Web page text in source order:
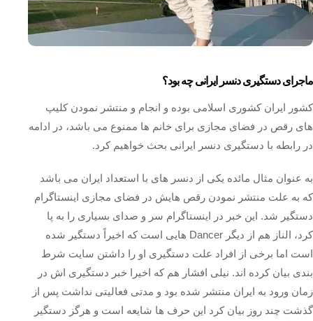
ماجرای دستگیری دنسر ایرانی چه بود؟
کشور ایران کشوری اسلامی بوده و انجام و منتشر نمودن کلیپ
های رقص در فضای مجازی برای خانم‌ ها ممنوع می باشد، در ادامه
در رابطه با دستگیری دنسر ایرانی بحث خواهیم کرد.
به عنوان مثال مائده یکی از دنسر های با استعداد ایران می باشد
که به علت منتشر نمودن رقص هایش در فضای مجازی اینستاگرام
دستگیر شد. این خبر در اینستاگرام سر و صدای بسیاری را به پا
کرد، الناز هم از دیگر Dancer هایی است که اخیراً دستگیر شده
است اما برخی از افراد علت دستگیری او را داشتن سایت‌ شرط
بندی بیان کرده‌ اند. نیلی افشار هم که اخیرا خبر دستگیری اش در
زمان ورود به ایران منتشر شده بود و مدتی فعالیتی نداشت پس از
گذشت چند روز بیان کرد این حرف ها شایعه است و هرگز دستگیر